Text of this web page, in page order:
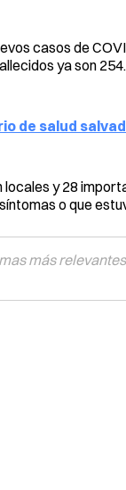
casos de
ya son 254.
de salud
y 28
o que
más